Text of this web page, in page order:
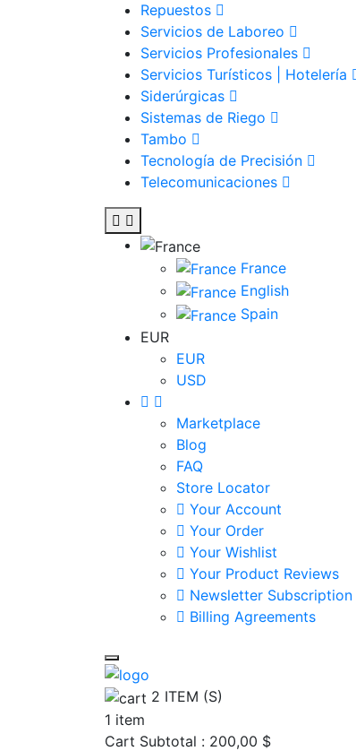
Repuestos
Servicios de Laboreo
Servicios Profesionales
Servicios Turísticos | Hotelería
Siderúrgicas
Sistemas de Riego
Tambo
Tecnología de Precisión
Telecomunicaciones
France
English
Spain
EUR
EUR
USD
Marketplace
Blog
FAQ
Store Locator
Your Account
Your Order
Your Wishlist
Your Product Reviews
Newsletter Subscription
Billing Agreements
2 ITEM (S)
1 item
Cart Subtotal : 200,00 $